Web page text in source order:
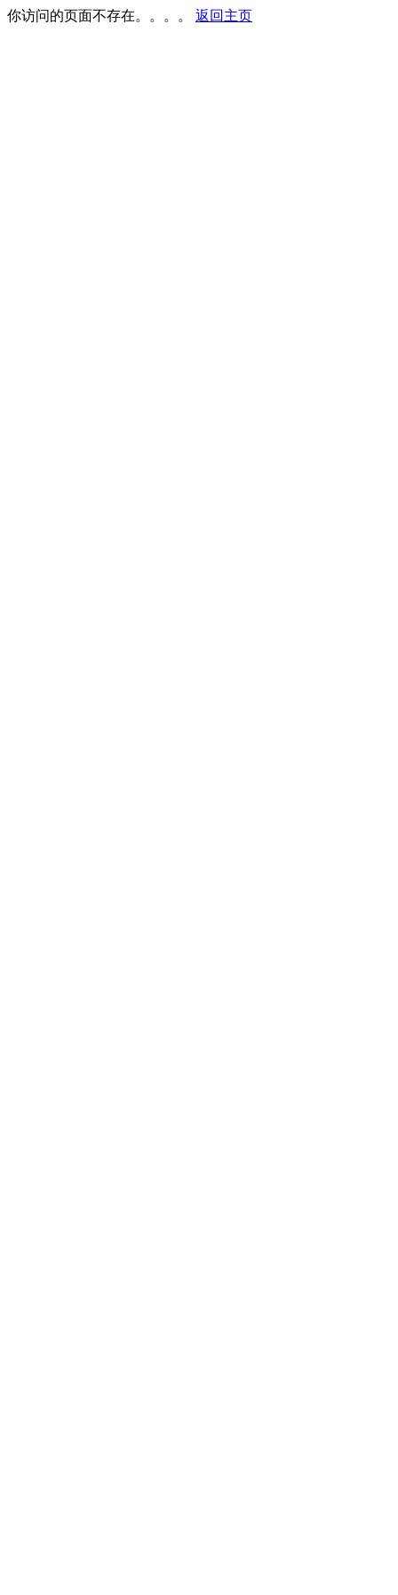
你访问的页面不存在。。。。 返回主页